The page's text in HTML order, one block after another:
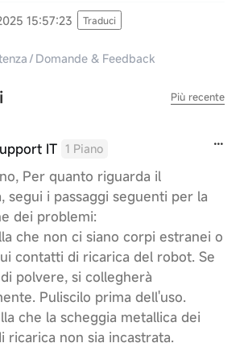
15:57:23 Traduci
/ Domande & Feedback
Più recente
IT 1 Piano
Per quanto riguarda il
segui i passaggi seguenti per la
dei problemi:
che non ci siano corpi estranei o
contatti di ricarica del robot. Se
polvere, si collegherà
Puliscilo prima dell'uso.
che la scheggia metallica dei
ricarica non sia incastrata.